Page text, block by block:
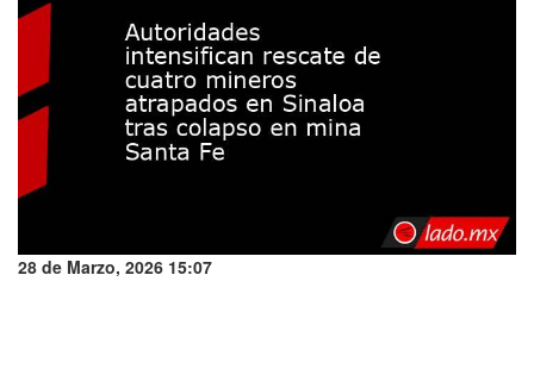
28 de Marzo, 2026 15:07